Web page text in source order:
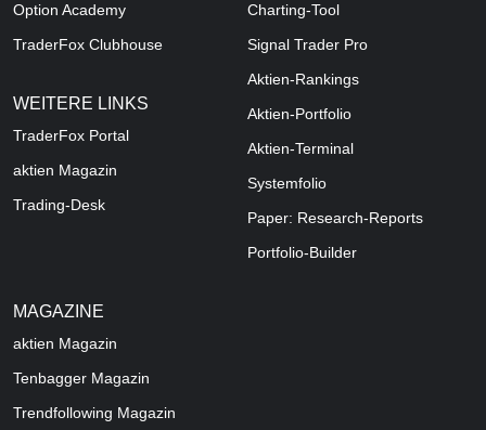
Option Academy
TraderFox Clubhouse
WEITERE LINKS
TraderFox Portal
aktien Magazin
Trading-Desk
Charting-Tool
Signal Trader Pro
Aktien-Rankings
Aktien-Portfolio
Aktien-Terminal
Systemfolio
Paper: Research-Reports
Portfolio-Builder
MAGAZINE
aktien Magazin
Tenbagger Magazin
Trendfollowing Magazin